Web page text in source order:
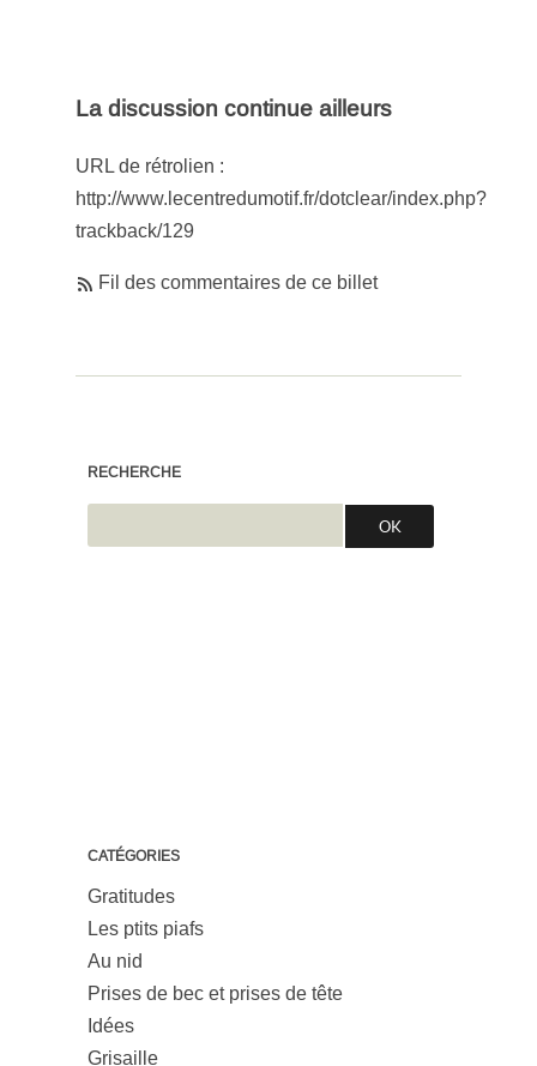
La discussion continue ailleurs
URL de rétrolien :
http://www.lecentredumotif.fr/dotclear/index.php?
trackback/129
Fil des commentaires de ce billet
RECHERCHE
CATÉGORIES
Gratitudes
Les ptits piafs
Au nid
Prises de bec et prises de tête
Idées
Grisaille